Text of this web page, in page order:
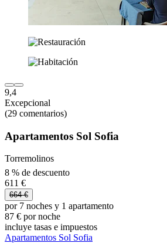
9,4
Excepcional
(29 comentarios)
Apartamentos Sol Sofia
Torremolinos
8 % de descuento
611 €
664 €
por 7 noches y 1 apartamento
87 € por noche
incluye tasas e impuestos
Apartamentos Sol Sofia